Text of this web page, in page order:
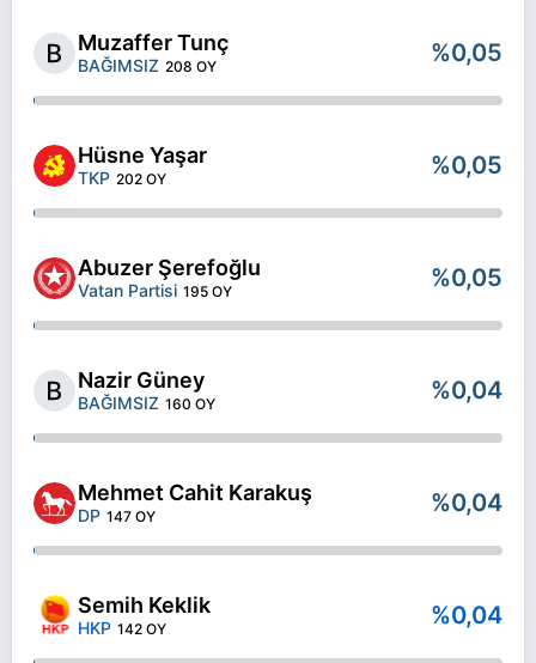
Muzaffer Tunç
BAĞIMSIZ 208 OY %0,05
Hüsne Yaşar
TKP 202 OY %0,05
Abuzer Şerefoğlu
Vatan Partisi 195 OY %0,05
Nazir Güney
BAĞIMSIZ 160 OY %0,04
Mehmet Cahit Karakuş
DP 147 OY %0,04
Semih Keklik
HKP 142 OY %0,04